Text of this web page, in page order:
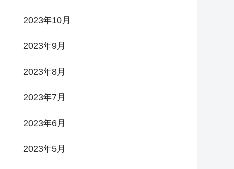
2023年10月
2023年9月
2023年8月
2023年7月
2023年6月
2023年5月